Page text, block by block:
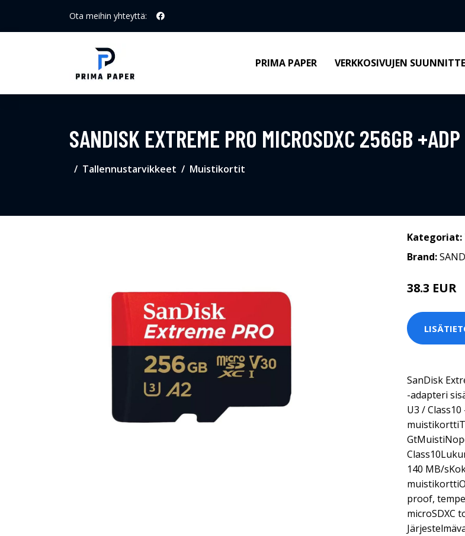
Ota meihin yhteyttä:
PRIMA PAPER VERKKOSIVUJEN
SANDISK EXTREME PRO MICROSDXC 256GB +ADP
Tallennustarvikkeet Muistikortit
Kategoriat:
Brand:
38.3 EUR
SanDisk
-adapteri
U3 /
140 MB/
proof,
microSDXC